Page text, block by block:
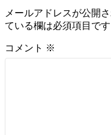
メールアドレスが公開
ている欄は必須項目です
コメント ※